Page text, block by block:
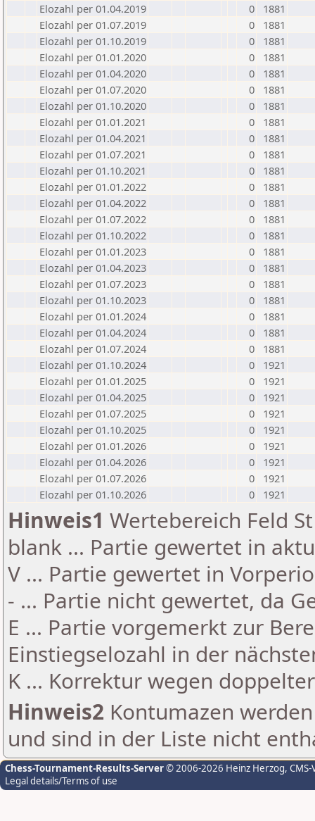
Elozahl per 01.04.2019
0
1881
Elozahl per 01.07.2019
0
1881
Elozahl per 01.10.2019
0
1881
Elozahl per 01.01.2020
0
1881
Elozahl per 01.04.2020
0
1881
Elozahl per 01.07.2020
0
1881
Elozahl per 01.10.2020
0
1881
Elozahl per 01.01.2021
0
1881
Elozahl per 01.04.2021
0
1881
Elozahl per 01.07.2021
0
1881
Elozahl per 01.10.2021
0
1881
Elozahl per 01.01.2022
0
1881
Elozahl per 01.04.2022
0
1881
Elozahl per 01.07.2022
0
1881
Elozahl per 01.10.2022
0
1881
Elozahl per 01.01.2023
0
1881
Elozahl per 01.04.2023
0
1881
Elozahl per 01.07.2023
0
1881
Elozahl per 01.10.2023
0
1881
Elozahl per 01.01.2024
0
1881
Elozahl per 01.04.2024
0
1881
Elozahl per 01.07.2024
0
1881
Elozahl per 01.10.2024
0
1921
Elozahl per 01.01.2025
0
1921
Elozahl per 01.04.2025
0
1921
Elozahl per 01.07.2025
0
1921
Elozahl per 01.10.2025
0
1921
Elozahl per 01.01.2026
0
1921
Elozahl per 01.04.2026
0
1921
Elozahl per 01.07.2026
0
1921
Elozahl per 01.10.2026
0 1921
Hinweis1 Wertebereich Feld
blank ... Partie gewertet in
V ... Partie gewertet in
- ... Partie nicht gewertet, da
E ... Partie vorgemerkt zur
Einstiegselozahl in der
K ... Korrektur wegen
Hinweis2 Kontumazen
und sind in der Liste nicht
Chess-Tournament-Results-Server© 2006-2026 Heinz Herzog,
Legal details/Terms of use